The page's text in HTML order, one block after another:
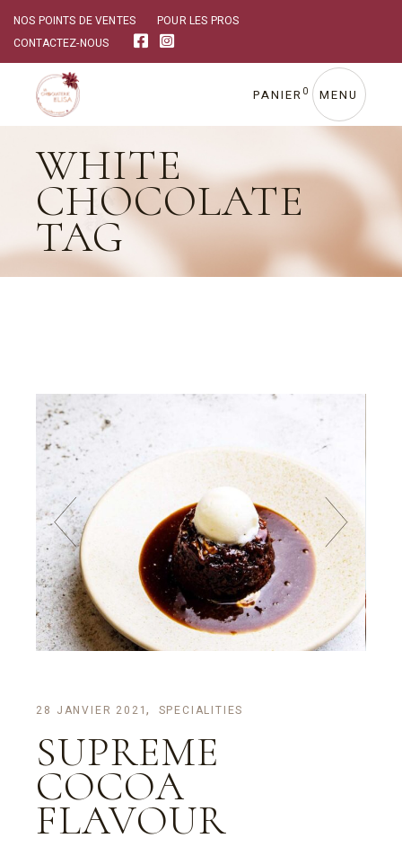
content
NOS POINTS DE VENTES
POUR LES PROS
CONTACTEZ-NOUS
PANIER 0 MENU
WHITE
CHOCOLATE
TAG
28 JANVIER 2021 SPECIALITIES
SUPREME
COCOA
FLAVOUR